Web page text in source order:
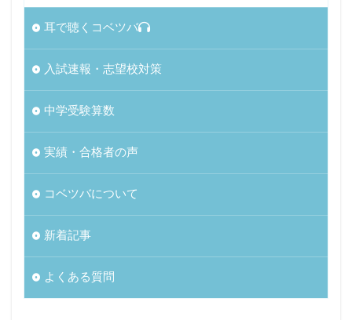
耳で聴くコベツバ
入試速報・志望校対策
中学受験算数
実績・合格者の声
コベツバについて
新着記事
よくある質問